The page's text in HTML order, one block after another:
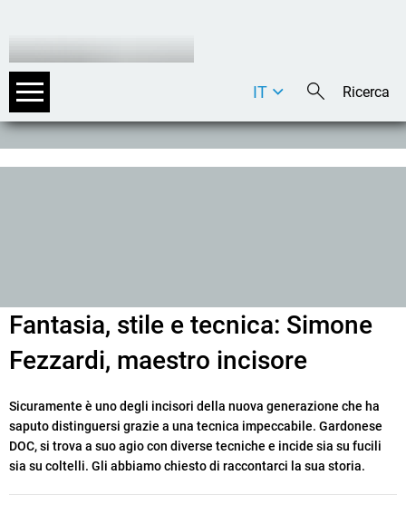
DE
IT
Fantasia, stile e tecnica: Simone
Fezzardi, maestro incisore
Sicuramente è uno degli incisori della nuova generazione che ha
saputo distinguersi grazie a una tecnica impeccabile. Gardonese
DOC, si trova a suo agio con diverse tecniche e incide sia su fucili
sia su coltelli. Gli abbiamo chiesto di raccontarci la sua storia.